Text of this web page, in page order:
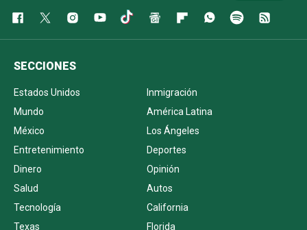
SECCIONES
Estados Unidos
Inmigración
Mundo
América Latina
México
Los Ángeles
Entretenimiento
Deportes
Dinero
Opinión
Salud
Autos
Tecnología
California
Texas
Florida